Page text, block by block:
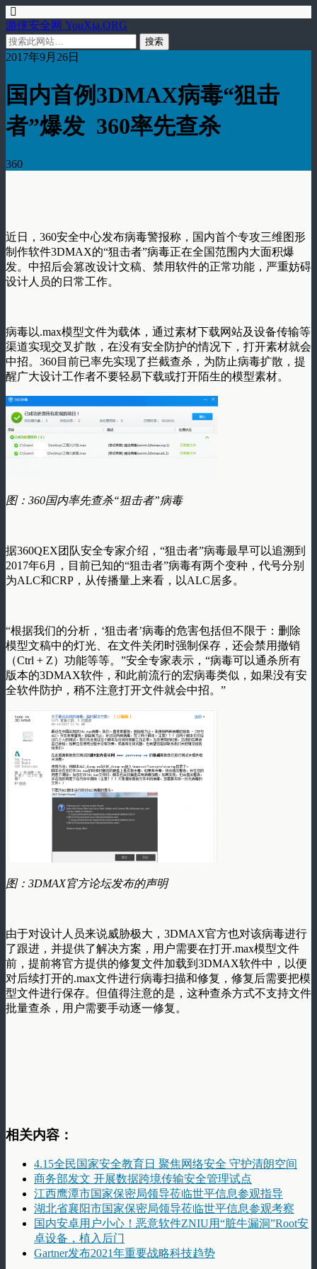
游侠安全网 YouXia.ORG
2017年9月26日
国内首例3DMAX病毒“狙击
者”爆发 360率先查杀
360
近日，360安全中心发布病毒警报称，国内首个专攻三维图形
制作软件3DMAX的“狙击者”病毒正在全国范围内大面积爆
发。中招后会篡改设计文稿、禁用软件的正常功能，严重妨碍
设计人员的日常工作。
病毒以.max模型文件为载体，通过素材下载网站及设备传输等
渠道实现交叉扩散，在没有安全防护的情况下，打开素材就会
中招。360目前已率先实现了拦截查杀，为防止病毒扩散，提
醒广大设计工作者不要轻易下载或打开陌生的模型素材。
图：360国内率先查杀“狙击者”病毒
据360QEX团队安全专家介绍，“狙击者”病毒最早可以追溯到
2017年6月，目前已知的“狙击者”病毒有两个变种，代号分别
为ALC和CRP，从传播量上来看，以ALC居多。
“根据我们的分析，‘狙击者’病毒的危害包括但不限于：删除
模型文稿中的灯光、在文件关闭时强制保存，还会禁用撤销
（Ctrl + Z）功能等等。”安全专家表示，“病毒可以通杀所有
版本的3DMAX软件，和此前流行的宏病毒类似，如果没有安
全软件防护，稍不注意打开文件就会中招。”
图：3DMAX官方论坛发布的声明
由于对设计人员来说威胁极大，3DMAX官方也对该病毒进行
了跟进，并提供了解决方案，用户需要在打开.max模型文件
前，提前将官方提供的修复文件加载到3DMAX软件中，以便
对后续打开的.max文件进行病毒扫描和修复，修复后需要把模
型文件进行保存。但值得注意的是，这种查杀方式不支持文件
批量查杀，用户需要手动逐一修复。
相关内容：
4.15全民国家安全教育日 聚焦网络安全 守护清朗空间
商务部发文 开展数据跨境传输安全管理试点
江西鹰潭市国家保密局领导莅临世平信息参观指导
湖北省襄阳市国家保密局领导莅临世平信息参观考察
国内安卓用户小心！恶意软件ZNIU用“脏牛漏洞”Root安
卓设备，植入后门
Gartner发布2021年重要战略科技趋势